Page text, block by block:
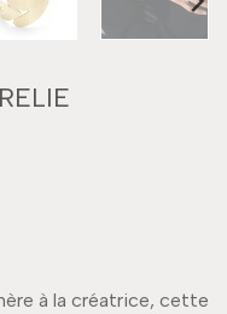
à la créatrice, cette